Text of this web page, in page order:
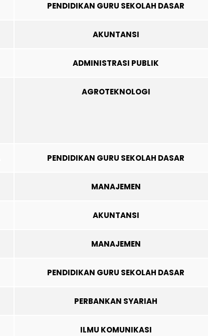
PENDIDIKAN GURU SEKOLAH DASAR
AKUNTANSI
ADMINISTRASI PUBLIK
AGROTEKNOLOGI
PENDIDIKAN GURU SEKOLAH DASAR
MANAJEMEN
AKUNTANSI
MANAJEMEN
PENDIDIKAN GURU SEKOLAH DASAR
PERBANKAN SYARIAH
ILMU KOMUNIKASI